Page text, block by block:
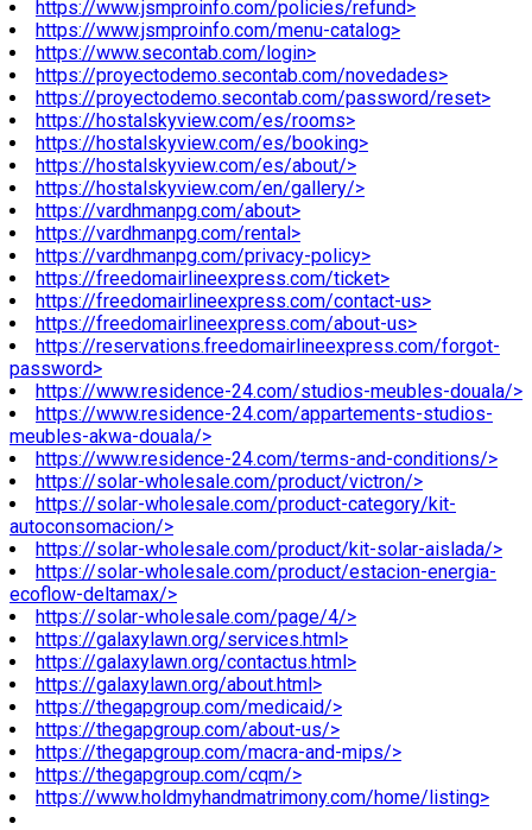
https://www.jsmproinfo.com/policies/refund>
https://www.jsmproinfo.com/menu-catalog>
https://www.secontab.com/login>
https://proyectodemo.secontab.com/novedades>
https://proyectodemo.secontab.com/password/reset>
https://hostalskyview.com/es/rooms>
https://hostalskyview.com/es/booking>
https://hostalskyview.com/es/about/>
https://hostalskyview.com/en/gallery/>
https://vardhmanpg.com/about>
https://vardhmanpg.com/rental>
https://vardhmanpg.com/privacy-policy>
https://freedomairlineexpress.com/ticket>
https://freedomairlineexpress.com/contact-us>
https://freedomairlineexpress.com/about-us>
https://reservations.freedomairlineexpress.com/forgot-
password>
https://www.residence-24.com/studios-meubles-douala/>
https://www.residence-24.com/appartements-studios-
meubles-akwa-douala/>
https://www.residence-24.com/terms-and-conditions/>
https://solar-wholesale.com/product/victron/>
https://solar-wholesale.com/product-category/kit-
autoconsomacion/>
https://solar-wholesale.com/product/kit-solar-aislada/>
https://solar-wholesale.com/product/estacion-energia-
ecoflow-deltamax/>
https://solar-wholesale.com/page/4/>
https://galaxylawn.org/services.html>
https://galaxylawn.org/contactus.html>
https://galaxylawn.org/about.html>
https://thegapgroup.com/medicaid/>
https://thegapgroup.com/about-us/>
https://thegapgroup.com/macra-and-mips/>
https://thegapgroup.com/cqm/>
https://www.holdmyhandmatrimony.com/home/listing>